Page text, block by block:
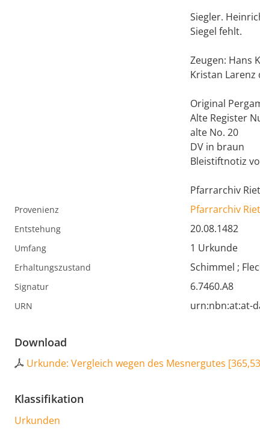
Siegler.
Siegel fehlt.
Zeugen: Hans
Kristan Larenz
Original
Alte Register
alte No. 20
DV in braun
Bleistiftnotiz
Pfarrarchiv
Provenienz Pfarrarchiv
Entstehung 20.08.1482
Umfang 1 Urkunde
Erhaltungszustand Schimmel ;
Signatur 6.7460.A8
URN urn:nbn:at:at-
Download
Urkunde: Vergleich wegen des Mesnergutes [
Klassifikation
Urkunden